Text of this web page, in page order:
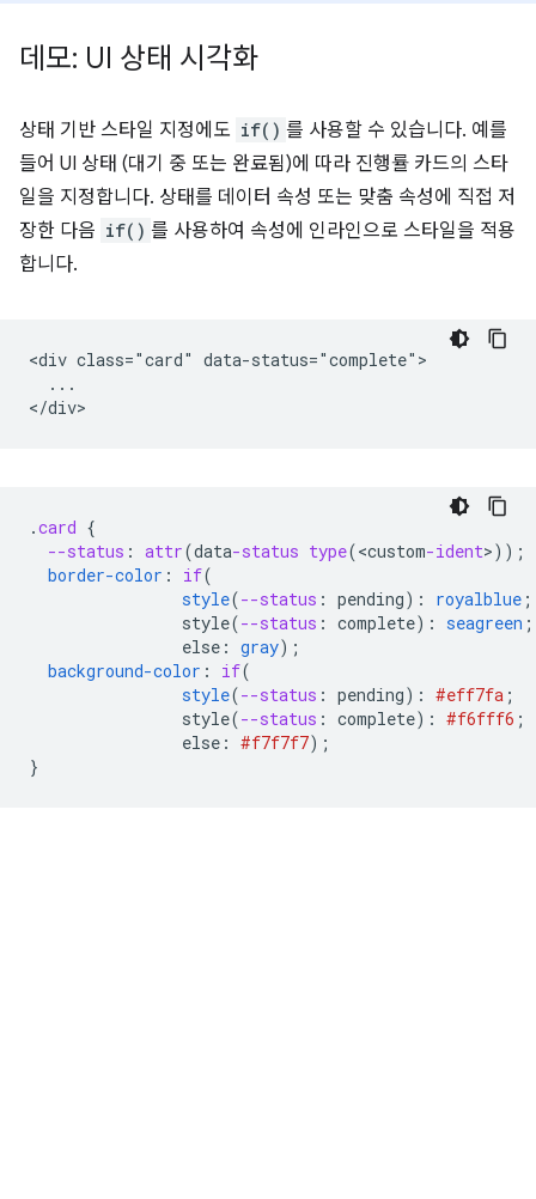
데모: UI 상태 시각화
상태 기반 스타일 지정에도 if() 를 사용할 수 있습니다. 예를
들어 UI 상태 (대기 중 또는 완료됨)에 따라 진행률 카드의 스타
일을 지정합니다. 상태를 데이터 속성 또는 맞춤 속성에 직접 저
장한 다음 if() 를 사용하여 속성에 인라인으로 스타일을 적용
합니다.
<div class="card" data-status="complete">
  ...
.card {
--status : attr(data-status type(<custom-ident>));
border-color : if(
style(--status : pending) : royalblue ;
style(--status : complete) : seagreen ;
else : gray);
background-color : if(
style(--status : pending) : #eff7fa ;
style(--status : complete) : #f6fff6 ;
else : #f7f7f7);
}